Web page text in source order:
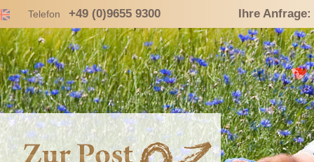
Ihre Anfrage:
Telefon +49 (0)9655 9300